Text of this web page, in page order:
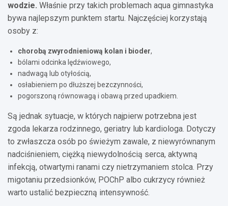
wodzie. Właśnie przy takich problemach aqua gimnastyka
bywa najlepszym punktem startu. Najczęściej korzystają
osoby z:
chorobą zwyrodnieniową kolan i bioder,
bólami odcinka lędźwiowego,
nadwagą lub otyłością,
osłabieniem po dłuższej bezczynności,
pogorszoną równowagą i obawą przed upadkiem.
Są jednak sytuacje, w których najpierw potrzebna jest
zgoda lekarza rodzinnego, geriatry lub kardiologa. Dotyczy
to zwłaszcza osób po świeżym zawale, z niewyrównanym
nadciśnieniem, ciężką niewydolnością serca, aktywną
infekcją, otwartymi ranami czy nietrzymaniem stolca. Przy
migotaniu przedsionków, POChP albo cukrzycy również
warto ustalić bezpieczną intensywność.